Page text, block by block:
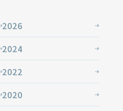
2026
2024
2022
2020